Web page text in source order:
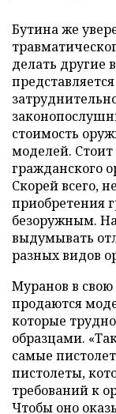
Бутина же
делать другие
стоимость
моделей. Стоит
гражданского
Скорей всего,
приобретения
безоружным.
выдумывать
разных видов
Муранов в
продаются
которые
образцами.
самые
пистолеты,
требований к
Чтобы оно